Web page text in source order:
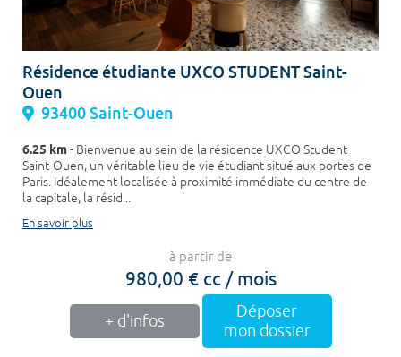
Résidence étudiante UXCO STUDENT Saint-
Ouen
93400 Saint-Ouen
6.25 km- Bienvenue au sein de la résidence UXCO Student
Saint-Ouen, un véritable lieu de vie étudiant situé aux portes de
Paris. Idéalement localisée à proximité immédiate du centre de
la capitale, la résid...
En savoir plus
à partir de
980,00 € cc / mois
+ d'infos
Déposer
mon dossier